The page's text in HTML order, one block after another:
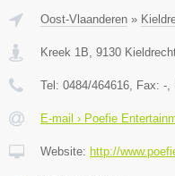
Oost-Vlaanderen »
Kreek 1B, 9130
Tel: 0484/464616, Fax: -,
E-mail › Poefie
Website: http://